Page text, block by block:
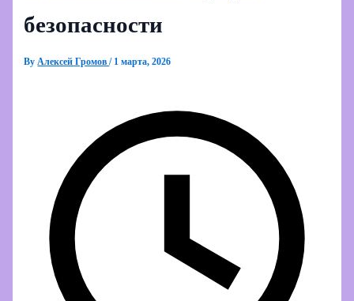
безопасности
By Алексей Громов/ 1 марта, 2026